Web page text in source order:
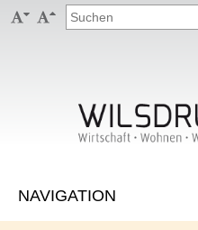
 